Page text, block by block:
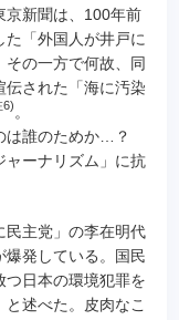
京新聞は、100年前
「外国人が井戸に
の一方で何故、同
伝された「海に汚染
6) 。
は誰のためか…？
ャーナリズム」に抗
主党」の李在明代
発している。国民
日本の環境犯罪を
述べた。皮肉なこ